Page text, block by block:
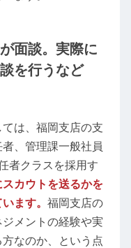
面談。実際に
を行うなど
は、福岡支店の支
、管理課一般社員
者クラスを採用す
カウトを送るかを
ます。 福岡支店の
メントの経験や実
なのか、という点